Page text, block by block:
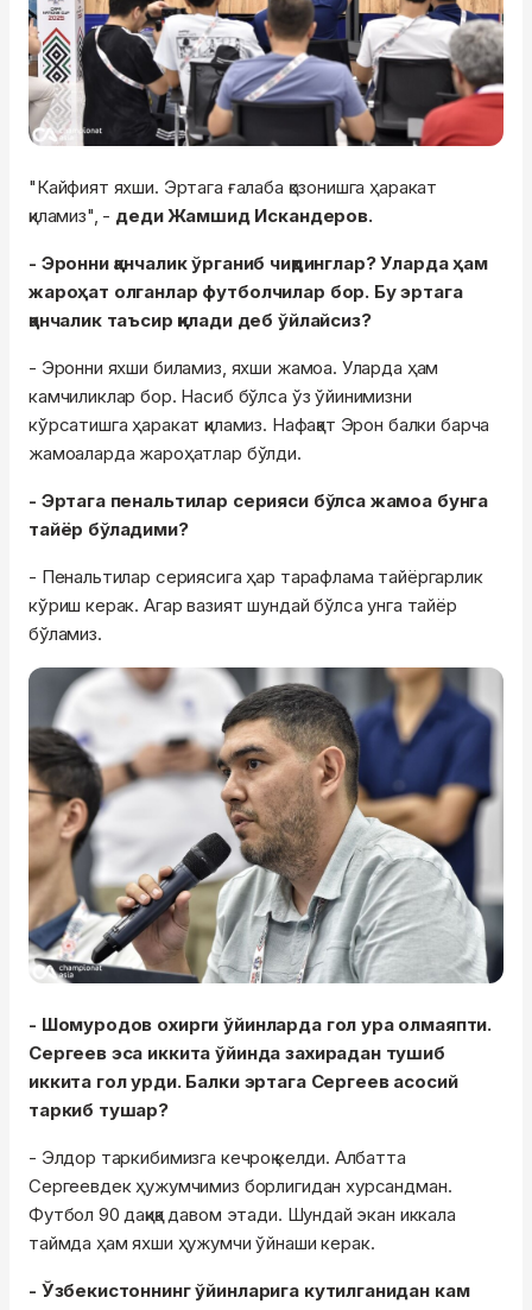
"Кайфият яхши. Эртага ғалаба қозонишга ҳаракат
қиламиз", - деди Жамшид Искандеров.
- Эронни қанчалик ўрганиб чиқдинглар? Уларда ҳам
жароҳат олганлар футболчилар бор. Бу эртага
қанчалик таъсир қилади деб ўйлайсиз?
- Эронни яхши биламиз, яхши жамоа. Уларда ҳам
камчиликлар бор. Насиб бўлса ўз ўйинимизни
кўрсатишга ҳаракат қиламиз. Нафақат Эрон балки барча
жамоаларда жароҳатлар бўлди.
- Эртага пенальтилар серияси бўлса жамоа бунга
тайёр бўладими?
- Пенальтилар сериясига ҳар тарафлама тайёргарлик
кўриш керак. Агар вазият шундай бўлса унга тайёр
бўламиз.
- Шомуродов охирги ўйинларда гол ура олмаяпти.
Сергеев эса иккита ўйинда захирадан тушиб
иккита гол урди. Балки эртага Сергеев асосий
таркиб тушар?
- Элдор таркибимизга кечроқ келди. Албатта
Сергеевдек ҳужумчимиз борлигидан хурсандман.
Футбол 90 дақиқа давом этади. Шундай экан иккала
таймда ҳам яхши ҳужумчи ўйнаши керак.
- Ўзбекистоннинг ўйинларига кутилганидан кам